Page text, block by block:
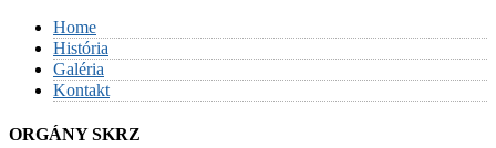
Home
História
Galéria
Kontakt
ORGÁNY SKRZ